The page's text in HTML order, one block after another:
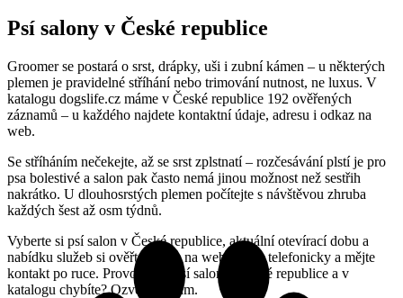
Psí salony v České republice
Groomer se postará o srst, drápky, uši i zubní kámen – u některých
plemen je pravidelné stříhání nebo trimování nutnost, ne luxus. V
katalogu dogslife.cz máme v České republice 192 ověřených
záznamů – u každého najdete kontaktní údaje, adresu i odkaz na
web.
Se stříháním nečekejte, až se srst zplstnatí – rozčesávání plstí je pro
psa bolestivé a salon pak často nemá jinou možnost než sestřih
nakrátko. U dlouhosrstých plemen počítejte s návštěvou zhruba
každých šest až osm týdnů.
Vyberte si psí salon v České republice, aktuální otevírací dobu a
nabídku služeb si ověřte přímo na webu nebo telefonicky a mějte
kontakt po ruce. Provozujete psí salon v České republice a v
katalogu chybíte? Ozvěte se nám.